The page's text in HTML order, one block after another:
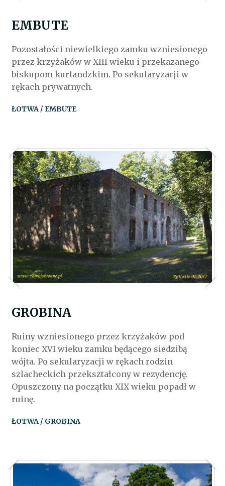
EMBUTE
Pozostałości niewielkiego zamku wzniesionego
przez krzyżaków w XIII wieku i przekazanego
biskupom kurlandzkim. Po sekularyzacji w
rękach prywatnych.
ŁOTWA / EMBUTE
GROBINA
Ruiny wzniesionego przez krzyżaków pod
koniec XVI wieku zamku będącego siedzibą
wójta. Po sekularyzacji w rękach rodzin
szlacheckich przekształcony w rezydencję.
Opuszczony na początku XIX wieku popadł w
ruinę.
ŁOTWA / GROBINA